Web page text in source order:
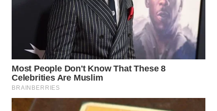
WAHANA
NEWS
WAHANA
TANI